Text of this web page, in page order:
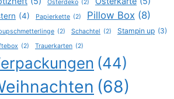
Osterdeko (2)
(4) Papierkette (2) Pillow Box (8)
(2) Schachtel (2) Stampin up (3)
(2) Trauerkarten (2)
(44)
(68)